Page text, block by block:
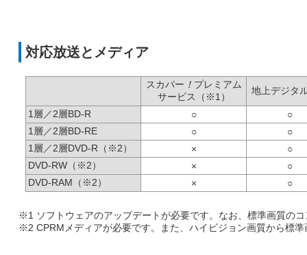
対応放送とメディア
スカパー ！ プレミアム
サービス（※1）
地上デジタ
1層／2層BD-R ○
○
1層／2層BD-RE
○
○
1層／2層DVD-R（※2）
×
○
DVD-RW（※2）
×
○
DVD-RAM（※2）
× ○
※1 ソフトウェアのアップデートが必要です。なお、標準画質の
※2 CPRMメディアが必要です。また、ハイビジョン画質から標